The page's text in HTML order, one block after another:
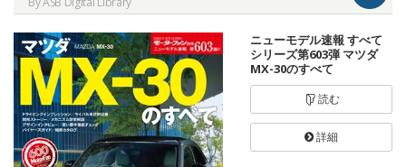
ニューモデル速報 すべて
シリーズ第603弾 マツダ
MX-30のすべて
読む
詳細